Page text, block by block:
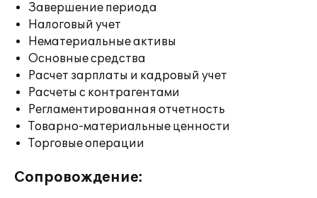
Завершение периода
Налоговый учет
Нематериальные активы
Основные средства
Расчет зарплаты и кадровый учет
Расчеты с контрагентами
Регламентированная отчетность
Товарно-материальные ценности
Торговые операции
Сопровождение: